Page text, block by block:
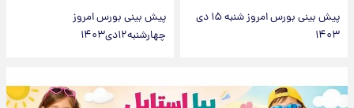
پیش بینی بورس امروز شنبه ۱۵ دی
۱۴۰۳
پیش بینی بورس امروز
چهارشنبه۱۲دی۱۴۰۳